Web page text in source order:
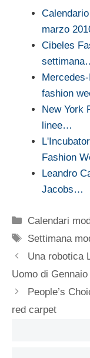
marzo
Cibeles
fashion
New York
linee…
Fashion
Leandro
Jacobs…
Categorie
Calendari
Tag
Settimana
Una robotica
Uomo di Gennaio
People’s
red carpet